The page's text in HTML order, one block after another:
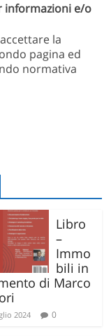
informazioni e/o
la
pagina ed
normativa
Libro
–
Immo
bili in
di Marco
2024 0